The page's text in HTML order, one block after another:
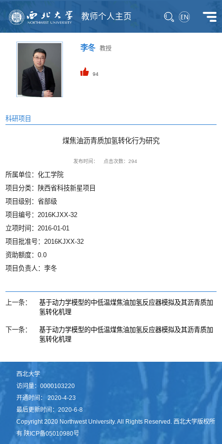
教师个人主页
李冬教授
94
科研项目
煤焦油沥青质加氢转化行为研究
发布时间： 点击次数：294
所属单位：化工学院
项目分类：陕西省科技新星项目
项目级别：省部级
项目编号：2016KJXX-32
立项时间：2016-01-01
项目批准号：2016KJXX-32
资助额度：0.0
项目负责人：李冬
上一条：
基于动力学模型的中低温煤焦油加氢反应器模拟及其沥青质加
氢转化机理
下一条：
基于动力学模型的中低温煤焦油加氢反应器模拟及其沥青质加
氢转化机理
西北大学
访问量：0000103220
开通时间：2020-4-23
最后更新时间：2020-6-8
Copyright 2020 Northwest University. All Rights Reserved. 西北大学版权所
有 陕ICP备05010980号